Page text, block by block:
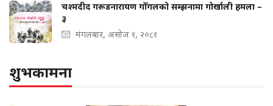
चश्मदीद गरूडनारायण गोँगलको सम्झनामा गोर्खाली हमला –
३
मंगलबार, असोज १, २०८१
शुभकामना